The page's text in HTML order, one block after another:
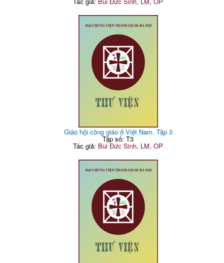
Giáo hội công giáo ở Việt Nam. Tập 3
Tập số: T3
Tác giả: Bùi Đức Sinh, LM, OP